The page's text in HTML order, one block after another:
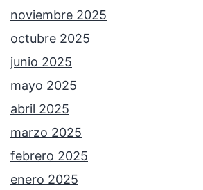
noviembre 2025
octubre 2025
junio 2025
mayo 2025
abril 2025
marzo 2025
febrero 2025
enero 2025